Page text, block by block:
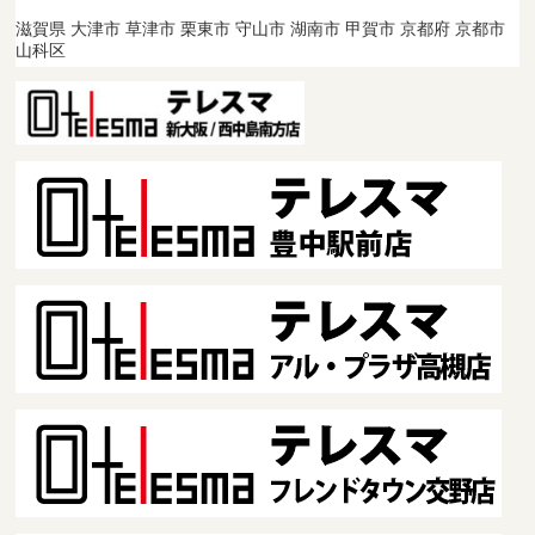
滋賀県 大津市 草津市 栗東市 守山市 湖南市 甲賀市 京都府 京都市
山科区